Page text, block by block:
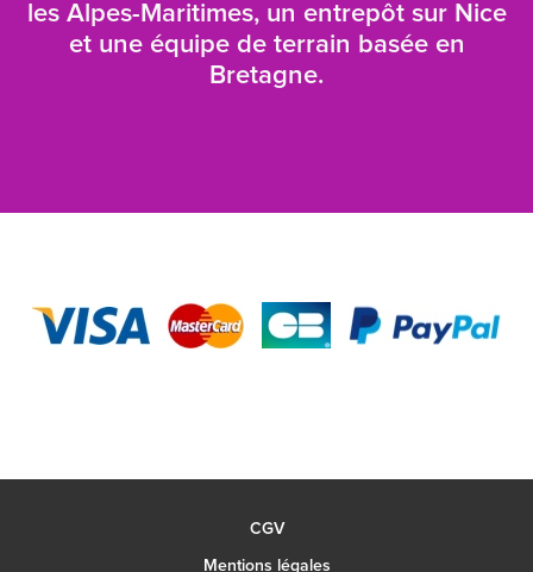
les Alpes-Maritimes, un entrepôt sur Nice
et une équipe de terrain basée en
Bretagne.
CGV
Mentions légales